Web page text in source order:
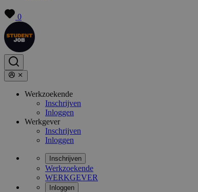
0
Werkzoekende
Inschrijven
Inloggen
Werkgever
Inschrijven
Inloggen
Inschrijven
Werkzoekende
WERKGEVER
Inloggen